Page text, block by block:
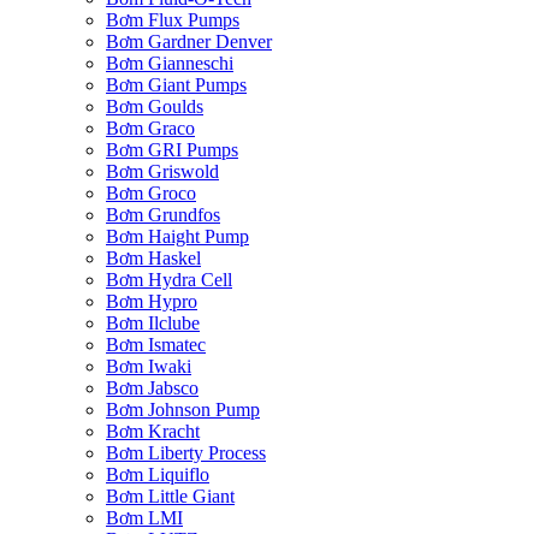
Bơm Flux Pumps
Bơm Gardner Denver
Bơm Gianneschi
Bơm Giant Pumps
Bơm Goulds
Bơm Graco
Bơm GRI Pumps
Bơm Griswold
Bơm Groco
Bơm Grundfos
Bơm Haight Pump
Bơm Haskel
Bơm Hydra Cell
Bơm Hypro
Bơm Ilclube
Bơm Ismatec
Bơm Iwaki
Bơm Jabsco
Bơm Johnson Pump
Bơm Kracht
Bơm Liberty Process
Bơm Liquiflo
Bơm Little Giant
Bơm LMI